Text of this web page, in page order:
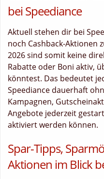
bei Speediance
Aktuell stehen dir bei
noch Cashback-Aktionen
2026 sind somit keine
Rabatte oder Boni aktiv,
könntest. Das bedeutet
Speediance dauerhaft
Kampagnen,
Angebote jederzeit
aktiviert werden können.
Spar-Tipps,
Aktionen im Blick